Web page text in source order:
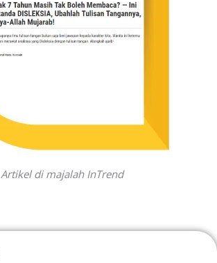
Artikel di majalah InTrend